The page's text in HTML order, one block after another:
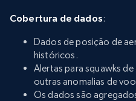
Cobertura de dados:
Dados de posição de
históricos.
Alertas para squawks
outras anomalias de
Os dados são